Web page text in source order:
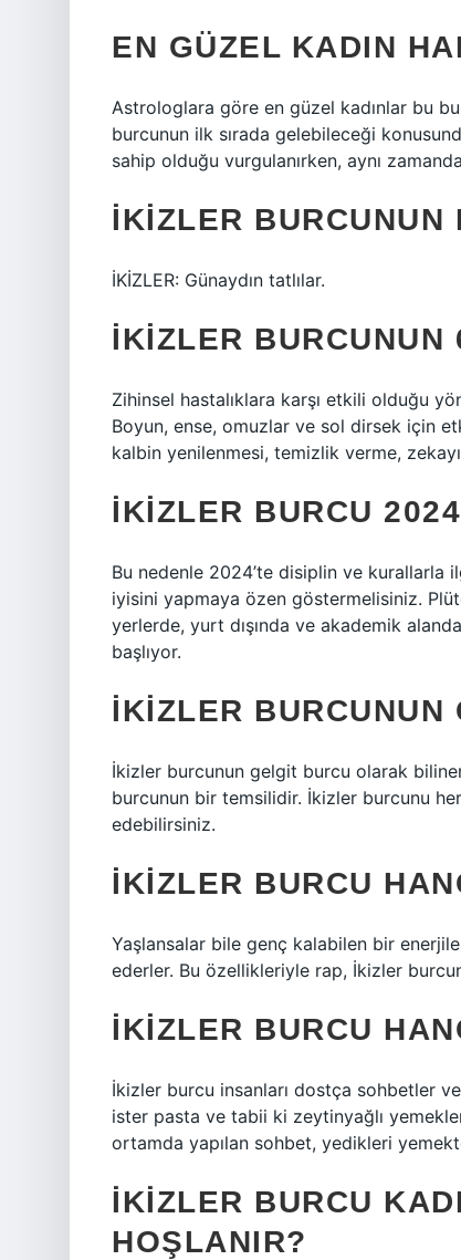
EN GÜZEL KADIN
Astrologlara göre en güzel kadınlar bu
burcunun ilk sırada gelebileceği
sahip olduğu vurgulanırken, aynı
İKIZLER
İKİZLER: Günaydın tatlılar.
İKIZLER BURCUNUN
Zihinsel hastalıklara karşı etkili olduğu
Boyun, ense, omuzlar ve sol dirsek için
kalbin yenilenmesi, temizlik verme,
İKIZLER BURCU
Bu nedenle 2024’te disiplin ve kurallarla
iyisini yapmaya özen göstermelisiniz.
yerlerde, yurt dışında ve akademik
başlıyor.
İKIZLER BURCUNUN
İkizler burcunun gelgit burcu olarak
burcunun bir temsilidir. İkizler burcunu
edebilirsiniz.
İKIZLER BURCU
Yaşlansalar bile genç kalabilen bir
ederler. Bu özellikleriyle rap, İkizler
İKIZLER BURCU
İkizler burcu insanları dostça sohbetler
ister pasta ve tabii ki zeytinyağlı
ortamda yapılan sohbet, yedikleri
İKIZLER BURCU
HOŞLANIR?